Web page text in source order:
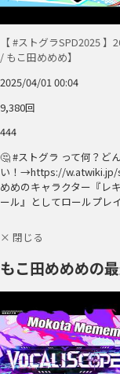
【 #ストグラSPD2025
/ もこ田めめめ】
2025/04/01 00:04
9,380回
444
🤔 #ストグラ って何？
い！→https://
めめのキャラクター『レ
ール』としてロールプレ
× 閉じる
もこ田めめめの